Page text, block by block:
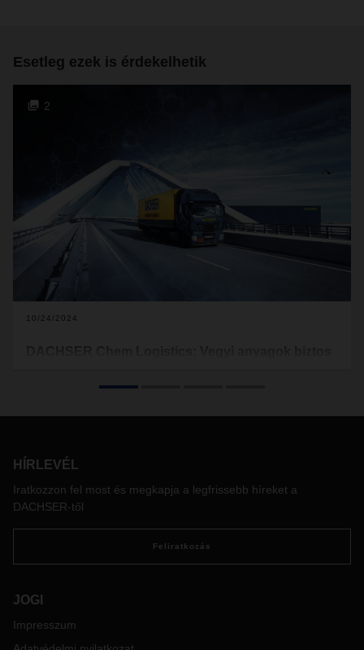
Esetleg ezek is érdekelhetik
2
10/24/2024
megőrzéséhez viszont nélkülözhetetlenek az iparágra
több évtizedes tapasztalatai szerint a megbízhatóság,
HÍRLEVÉL
Iratkozzon fel most és megkapja a legfrissebb híreket a
DACHSER-től
Feliratkozás
JOGI
Impresszum